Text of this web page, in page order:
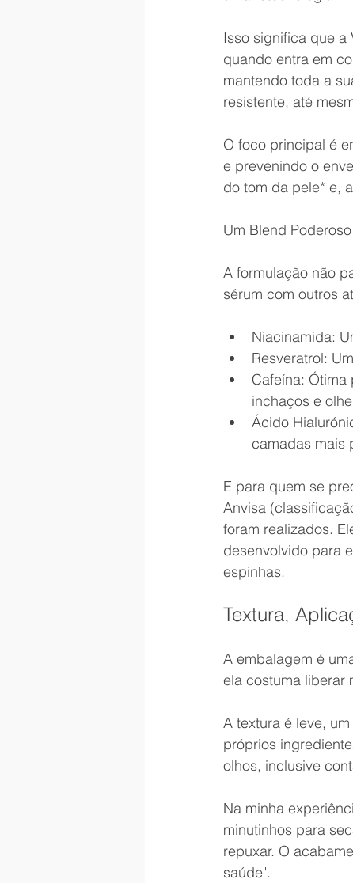
Isso significa que
quando entra em
mantendo toda a
resistente, até
O foco principal é
e prevenindo o
do tom da pele* e,
Um Blend
A formulação não
sérum com outros
Niacinamida:
Resveratrol:
Cafeína:
inchaços e
Ácido
camadas mais
E para quem se
Anvisa
foram realizados.
desenvolvido para
espinhas.
Textura,
A embalagem é
ela costuma liberar
A textura é leve,
próprios
olhos, inclusive
Na minha
minutinhos para
repuxar. O
saúde".